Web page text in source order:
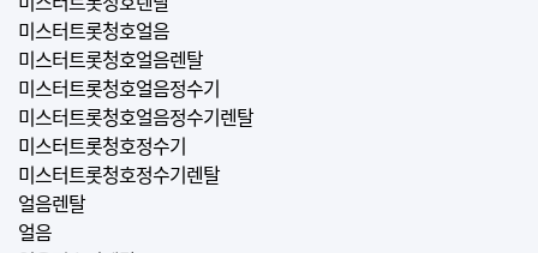
미스터트롯청호얼음
미스터트롯청호얼음렌탈
미스터트롯청호얼음정수기
미스터트롯청호얼음정수기렌탈
미스터트롯청호정수기
미스터트롯청호정수기렌탈
얼음렌탈
얼음